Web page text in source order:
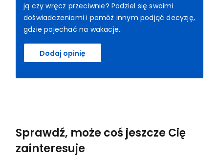
ją czy wręcz przeciwnie? Podziel się swoimi
doświadczeniami i pomóż innym podjąć decyzję,
gdzie pojechać na wakacje.
Dodaj opinię
Sprawdź, może coś jeszcze Cię
zainteresuje